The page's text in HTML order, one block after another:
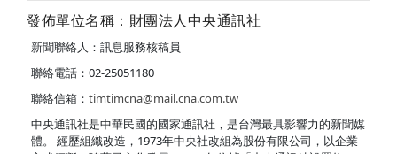
發佈單位名稱：財團法人中央通訊社
新聞聯絡人：訊息服務核稿員
聯絡電話：02-25051180
聯絡信箱： timtimcna@mail.cna.com.tw
中央通訊社是中華民國的國家通訊社，是台灣最具影響力的新聞媒
體。 經歷組織改造，1973年中央社改組為股份有限公司，以企業